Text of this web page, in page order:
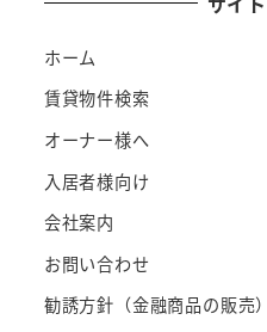
ホーム
賃貸物件検索
オーナー様へ
入居者様向け
会社案内
お問い合わせ
勧誘方針（金融商品の販売）